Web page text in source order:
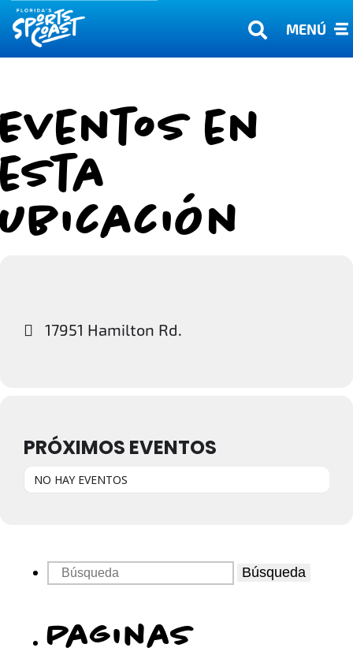
MENÚ
Eventos en
esta
ubicación
17951 Hamilton Rd.
PRÓXIMOS EVENTOS
NO HAY EVENTOS
Búsqueda
Paginas